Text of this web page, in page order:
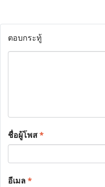
ตอบกระทู้
ชื่อผู้โพส*
อีเมล*